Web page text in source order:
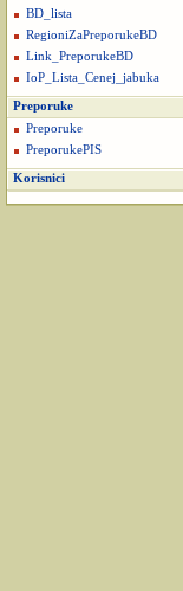
BD_lista
RegioniZaPreporukeBD
Link_PreporukeBD
IoP_Lista_Cenej_jabuka
Preporuke
Preporuke
PreporukePIS
Korisnici